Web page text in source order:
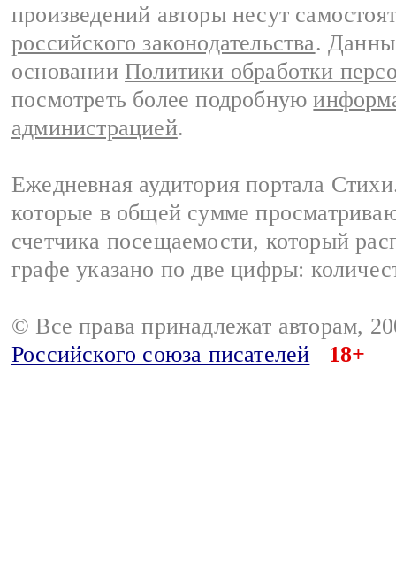
произведений авторы несут
российского законодательства.
основании Политики обработки
посмотреть более подробную
администрацией.
Ежедневная аудитория портала
которые в общей сумме
счетчика посещаемости, который
графе указано по две цифры:
© Все права принадлежат авторам,
Российского союза писателей
18+